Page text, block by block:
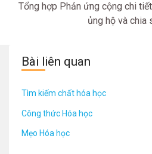
Tổng hợp Phản ứng cộng chi
ủng hộ và chia
Bài liên quan
Tìm kiếm chất hóa học
Công thức Hóa học
Mẹo Hóa học